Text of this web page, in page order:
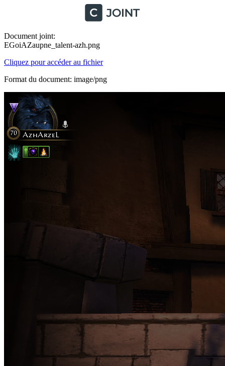
Document joint:
EGoiAZaupne_talent-azh.png
Cliquez pour accéder au fichier
Format du document: image/png